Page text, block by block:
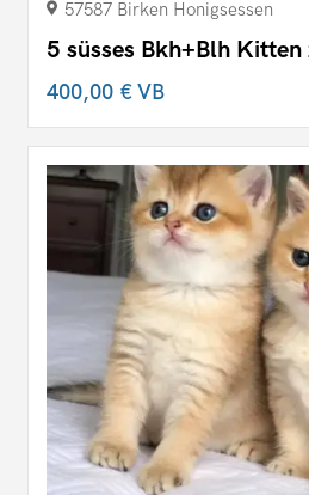
57587 Birken Honigsessen
5 süsses Bkh+Blh
400,00 €VB